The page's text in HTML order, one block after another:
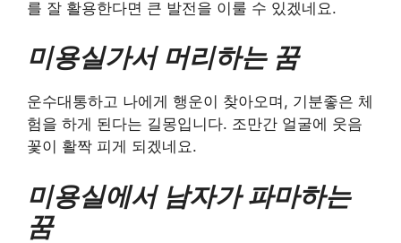
를 잘 활용한다면 큰 발전을 이룰 수 있겠네요.
미용실가서 머리하는 꿈
운수대통하고 나에게 행운이 찾아오며, 기분좋은 체
험을 하게 된다는 길몽입니다. 조만간 얼굴에 웃음
꽃이 활짝 피게 되겠네요.
미용실에서 남자가 파마하는
꿈